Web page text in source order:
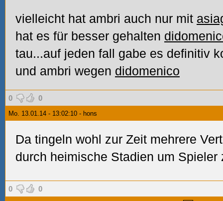
vielleicht hat ambri auch nur mit
hat es für besser gehalten
tau...auf jeden fall gabe es definitiv
und ambri wegen didomenico
0 0
Mo. 13.01.14 - 13:02:10 - hons
Da tingeln wohl zur Zeit mehrere
durch heimische Stadien um
0 0